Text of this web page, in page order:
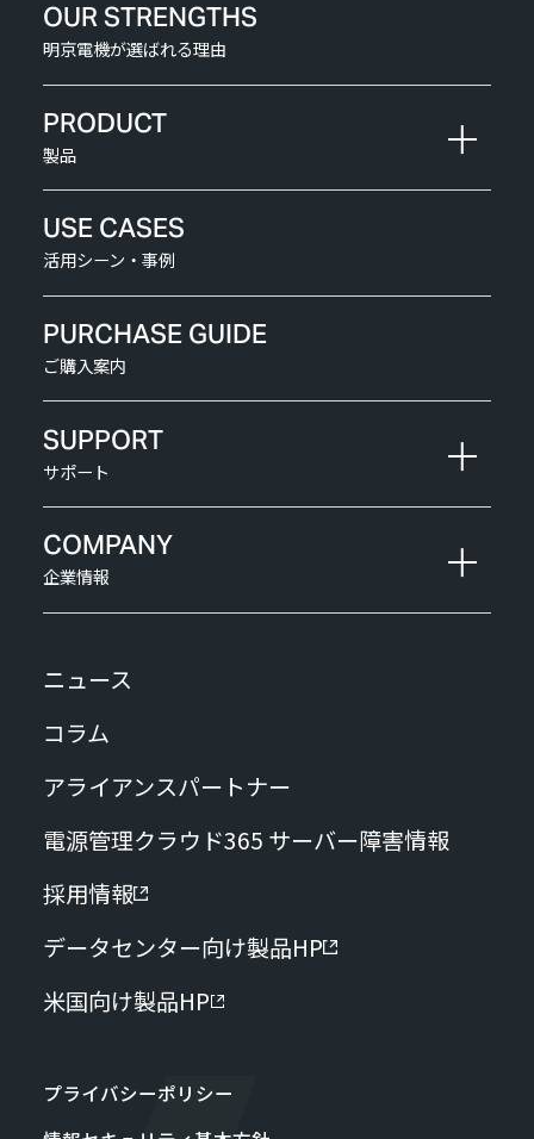
OUR STRENGTHS
明京電機が選ばれる理由
PRODUCT
製品
USE CASES
活用シーン・事例
PURCHASE GUIDE
ご購入案内
SUPPORT
サポート
COMPANY
企業情報
ニュース
コラム
アライアンスパートナー
電源管理クラウド365 サーバー障害情報
採用情報
データセンター向け製品HP
米国向け製品HP
プライバシーポリシー